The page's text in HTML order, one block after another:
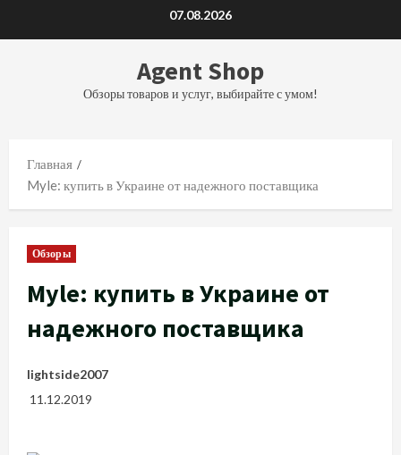
07.08.2026
Agent Shop
Обзоры товаров и услуг, выбирайте с умом!
Главная
Myle: купить в Украине от надежного поставщика
Обзоры
Myle: купить в Украине от
надежного поставщика
lightside2007
11.12.2019